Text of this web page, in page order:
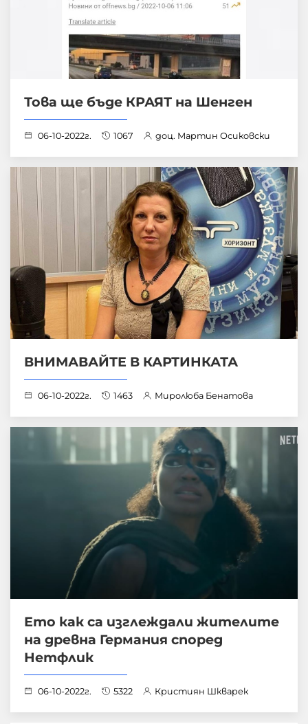
Това ще бъде КРАЯТ на Шенген
06-10-2022г. 1067 доц. Мартин Осиковски
ВНИМАВАЙТЕ В КАРТИНКАТА
06-10-2022г. 1463 Миролюба Бенатова
Ето как са изглеждали жителите
на древна Германия според
Нетфлик
06-10-2022г. 5322 Кристиян Шкварек